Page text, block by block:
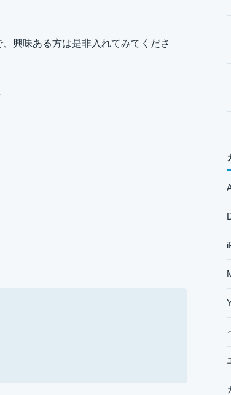
興味ある方は是非入れてみてくださ